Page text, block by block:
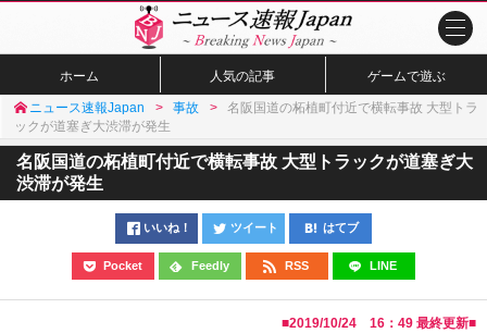
ホーム 人気の記事 ゲームで遊ぶ
ニュース速報Japan 事故
名阪国道の柘植町付近で横転事故 大型トラ
ックが道塞ぎ大渋滞が発生
名阪国道の柘植町付近で横転事故 大型トラックが道塞ぎ大
渋滞が発生
いいね！ ツイート はてブ
Pocket Feedly RSS LINE
■2019/10/24 16：49 最終更新■